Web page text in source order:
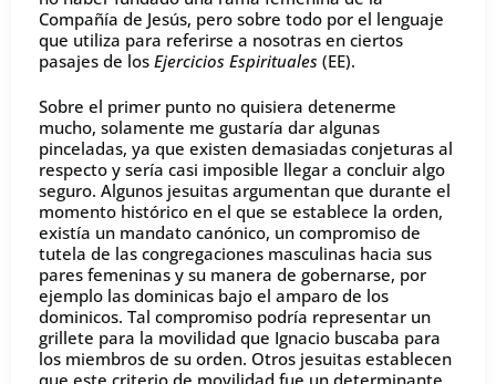
Compañía de Jesús, pero sobre todo por el lenguaje
que utiliza para referirse a nosotras en ciertos
pasajes de los Ejercicios Espirituales (EE).
Sobre el primer punto no quisiera detenerme
mucho, solamente me gustaría dar algunas
pinceladas, ya que existen demasiadas conjeturas al
respecto y sería casi imposible llegar a concluir algo
seguro. Algunos jesuitas argumentan que durante el
momento histórico en el que se establece la orden,
existía un mandato canónico, un compromiso de
tutela de las congregaciones masculinas hacia sus
pares femeninas y su manera de gobernarse, por
ejemplo las dominicas bajo el amparo de los
dominicos. Tal compromiso podría representar un
grillete para la movilidad que Ignacio buscaba para
los miembros de su orden. Otros jesuitas establecen